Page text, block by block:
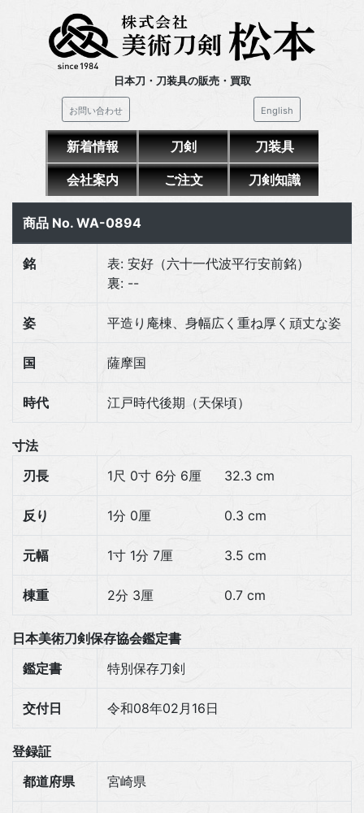
日本刀・刀装具の販売・買取
お問い合わせ English
新着情報 刀剣 刀装具
会社案内 ご注文 刀剣知識
商品 No. WA-0894
銘
表: 安好（六十一代波平行安前銘）
裏: --
姿 平造り庵棟、身幅広く重ね厚く頑丈な姿
国 薩摩国
時代 江戸時代後期（天保頃）
寸法
刃長
1尺 0寸 6分 6厘 32.3 cm
反り 1分 0厘 0.3 cm
元幅 1寸 1分 7厘 3.5 cm
棟重 2分 3厘 0.7 cm
日本美術刀剣保存協会鑑定書
鑑定書
特別保存刀剣
交付日 令和08年02月16日
登録証
都道府県
宮崎県